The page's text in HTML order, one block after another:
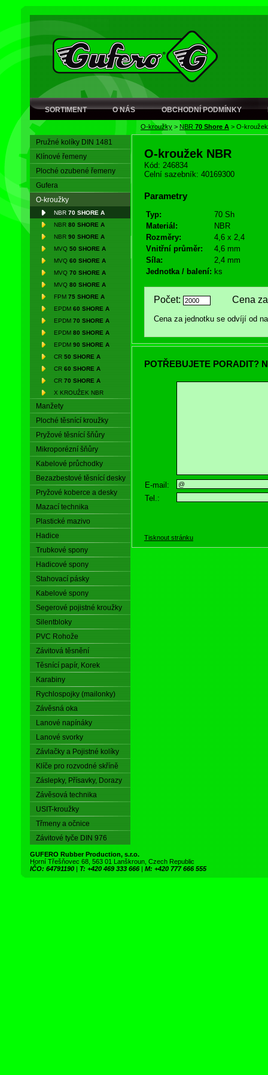
SORTIMENT O NÁS OBCHODNÍ PODMÍNKY
O-kroužky > NBR 70 Shore A > O-
Pružné kolíky DIN 1481
Klínové řemeny
Ploché ozubené řemeny
Gufera
O-kroužky
NBR 70 SHORE A
NBR 80 SHORE A
NBR 90 SHORE A
MVQ 50 SHORE A
MVQ 60 SHORE A
MVQ 70 SHORE A
MVQ 80 SHORE A
FPM 75 SHORE A
EPDM 60 SHORE A
EPDM 70 SHORE A
EPDM 80 SHORE A
EPDM 90 SHORE A
CR 50 SHORE A
CR 60 SHORE A
CR 70 SHORE A
X KROUŽEK NBR
Manžety
Ploché těsnící kroužky
Pryžové těsnící šňůry
Mikroporézní šňůry
Kabelové průchodky
Bezazbestové těsnící desky
Pryžové koberce a desky
Mazací technika
Plastické mazivo
Hadice
Trubkové spony
Hadicové spony
Stahovací pásky
Kabelové spony
Segerové pojistné kroužky
Silentbloky
PVC Rohože
Závitová těsnění
Těsnící papír, Korek
Karabiny
Rychlospojky (mailonky)
Závěsná oka
Lanové napínáky
Lanové svorky
Závlačky a Pojistné kolíky
Klíče pro rozvodné skříně
Záslepky, Přísavky, Dorazy
Závěsová technika
USIT-kroužky
Třmeny a očnice
Závitové tyče DIN 976
O-kroužek NBR
Kód: 246834
Celní sazebník: 40169300
Parametry
Typ:
70 Sh
Materiál:
NBR
Rozměry:
4,6 x 2,4
Vnitřní průměr:
4,6 mm
Síla:
2,4 mm
Jednotka / balení: ks
Počet: Cena za
Cena za jednotku se odvíjí od
POTŘEBUJETE PORADIT?
E-mail:
Tel.:
Tisknout stránku
GUFERO Rubber Production, s.r.o.
Horní Třešňovec 68, 563 01 Lanškroun, Czech Republic
IČO: 64791190 | T: +420 469 333 666 | M: +420 777 666 555